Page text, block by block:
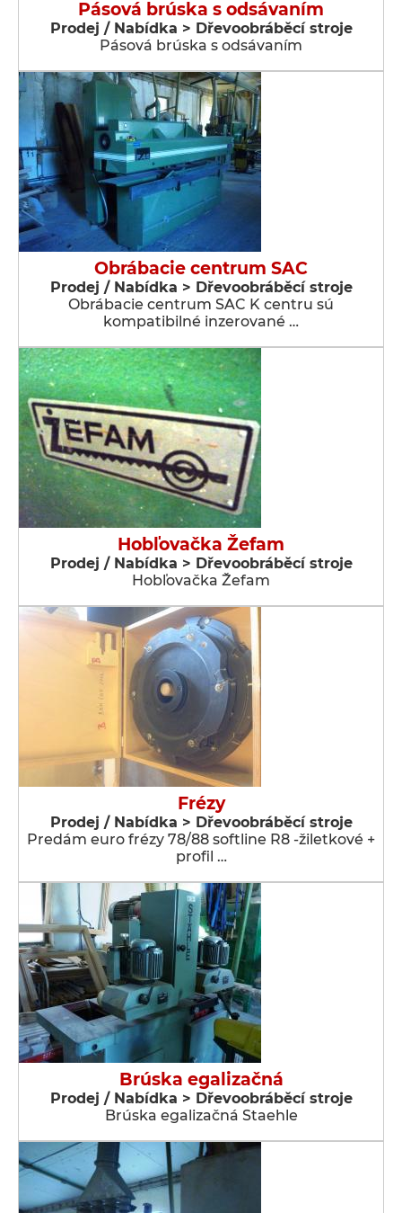
Pásová brúska s odsávaním
Prodej / Nabídka > Dřevoobráběcí stroje
Pásová brúska s odsávaním
Obrábacie centrum SAC
Prodej / Nabídka > Dřevoobráběcí stroje
Obrábacie centrum SAC K centru sú
kompatibilné inzerované …
Hobľovačka Žefam
Prodej / Nabídka > Dřevoobráběcí stroje
Hobľovačka Žefam
Frézy
Prodej / Nabídka > Dřevoobráběcí stroje
Predám euro frézy 78/88 softline R8 -žiletkové +
profil …
Brúska egalizačná
Prodej / Nabídka > Dřevoobráběcí stroje
Brúska egalizačná Staehle